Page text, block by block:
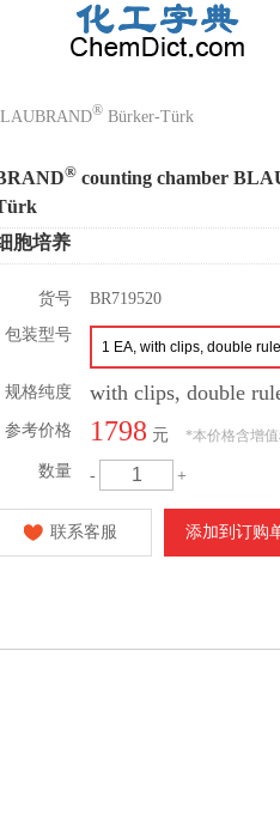
® Bürker-Türk
® counting chamber
胞培养
货号
BR719520
包装型号
1 EA, with clips, double
规格纯度 with clips, double
参考价格 1798 元 *本价格含增
数量 - +
联系客服 添加到订购